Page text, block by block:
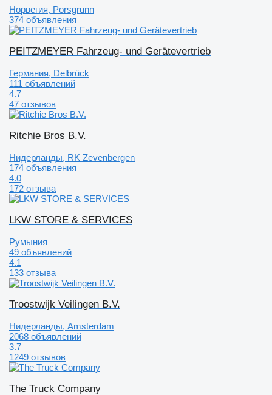
Норвегия, Porsgrunn
374 объявления
PEITZMEYER Fahrzeug- und Gerätevertrieb
Германия, Delbrück
111 объявлений
4.7
47 отзывов
Ritchie Bros B.V.
Нидерланды, RK Zevenbergen
174 объявления
4.0
172 отзыва
LKW STORE & SERVICES
Румыния
49 объявлений
4.1
133 отзыва
Troostwijk Veilingen B.V.
Нидерланды, Amsterdam
2068 объявлений
3.7
1249 отзывов
The Truck Company